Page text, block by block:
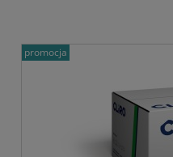
promocja